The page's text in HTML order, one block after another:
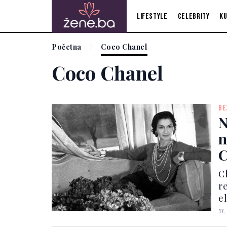
Lifestyle Celebrity
Početna Coco Chanel
Coco Chanel
17.